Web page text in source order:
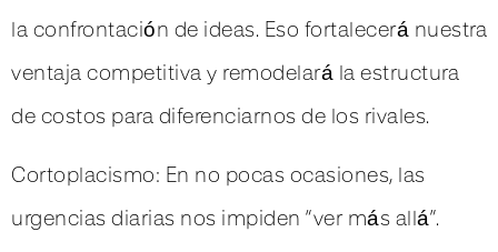
la confrontación de ideas. Eso fortalecerá nuestra
ventaja competitiva y remodelará la estructura
de costos para diferenciarnos de los rivales.
Cortoplacismo: En no pocas ocasiones, las
urgencias diarias nos impiden “ver más allá”.